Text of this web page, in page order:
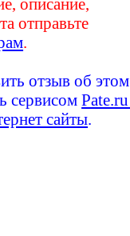
отправьте
отзыв об этом
сервисом
сайты